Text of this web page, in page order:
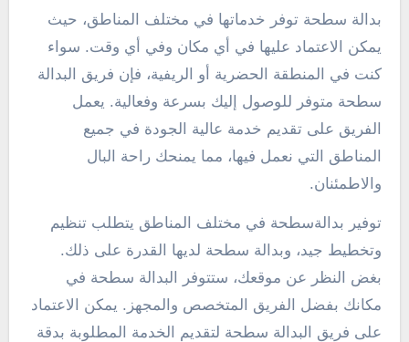
بدالة سطحة توفر خدماتها في مختلف المناطق، حيث
يمكن الاعتماد عليها في أي مكان وفي أي وقت. سواء
كنت في المنطقة الحضرية أو الريفية، فإن فريق البدالة
سطحة متوفر للوصول إليك بسرعة وفعالية. يعمل
الفريق على تقديم خدمة عالية الجودة في جميع
المناطق التي نعمل فيها، مما يمنحك راحة البال
والاطمئنان.
توفير بدالةسطحة في مختلف المناطق يتطلب تنظيم
وتخطيط جيد، وبدالة سطحة لديها القدرة على ذلك.
بغض النظر عن موقعك، ستتوفر البدالة سطحة في
مكانك بفضل الفريق المتخصص والمجهز. يمكن الاعتماد
على فريق البدالة سطحة لتقديم الخدمة المطلوبة بدقة